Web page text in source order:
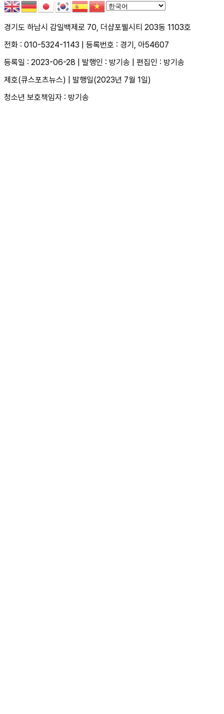
경기도 하남시 감일백제로 70, 더샵포웰시티 203동 1103호
전화 : 010-5324-1143 | 등록번호 : 경기, 아54607
등록일 : 2023-06-28 | 발행인 : 방기송 | 편집인 : 방기송
제호(큐스포츠뉴스) | 발행일(2023년 7월 1일)
청소년 보호책임자 : 방기송